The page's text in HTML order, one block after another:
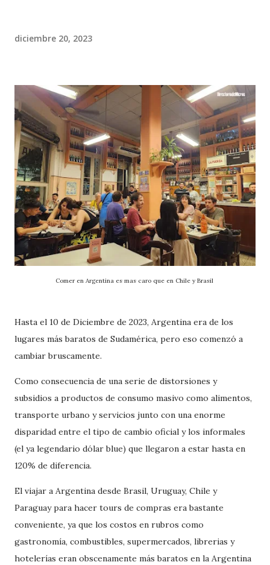
diciembre 20, 2023
Comer en Argentina es mas caro que en Chile y Brasil
Hasta el 10 de Diciembre de 2023, Argentina era de los
lugares más baratos de Sudamérica, pero eso comenzó a
cambiar bruscamente.
Como consecuencia de una serie de distorsiones y
subsidios a productos de consumo masivo como alimentos,
transporte urbano y servicios junto con una enorme
disparidad entre el tipo de cambio oficial y los informales
(el ya legendario dólar blue) que llegaron a estar hasta en
120% de diferencia.
El viajar a Argentina desde Brasil, Uruguay, Chile y
Paraguay para hacer tours de compras era bastante
conveniente, ya que los costos en rubros como
gastronomía, combustibles, supermercados, librerias y
hotelerías eran obscenamente más baratos en la Argentina